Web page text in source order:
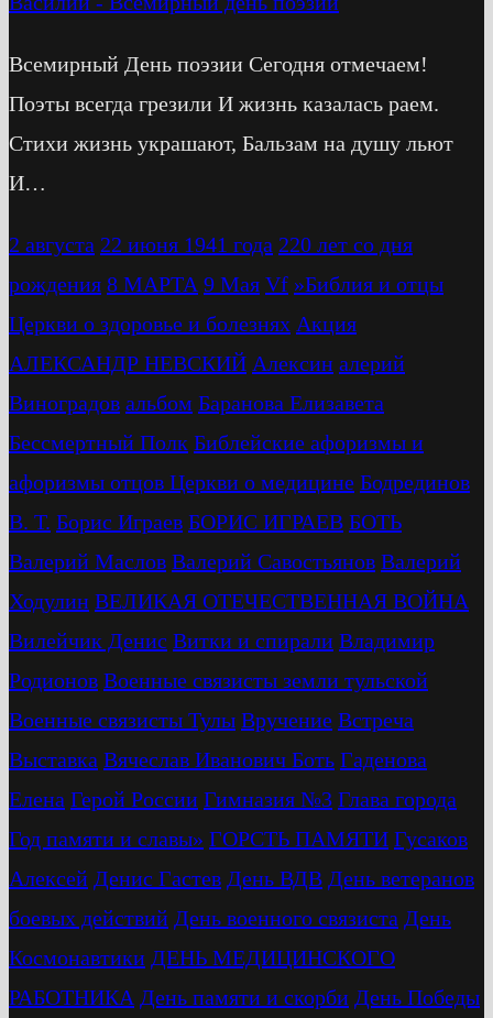
Всемирный День поэзии Сегодня отмечаем!
Поэты всегда грезили И жизнь казалась раем.
Стихи жизнь украшают, Бальзам на душу льют
И…
2 августа 22 июня 1941 года 220 лет со дня
рождения 8 МАРТА 9 Мая Vf »Библия и отцы
Церкви о здоровье и болезнях Акция
АЛЕКСАНДР НЕВСКИЙ Алексин алерий
Виноградов альбом Баранова Елизавета
Бессмертный Полк Библейские афоризмы и
афоризмы отцов Церкви о медицине Бодрединов
В. Т. Бориc Играев БОРИС ИГРАЕВ БОТЬ
Валерий Маслов Валерий Савостьянов Валерий
Ходулин ВЕЛИКАЯ ОТЕЧЕСТВЕННАЯ ВОЙНА
Вилейчик Денис Витки и спирали Владимир
Родионов Военные связисты земли тульской
Военные связисты Тулы Вручение Встреча
Выставка Вячеслав Иванович Боть Гаденова
Елена Герой России Гимназия №3 Глава города
Год памяти и славы» ГОРСТЬ ПАМЯТИ Гусаков
Алексей Денис Гастев День ВДВ День ветеранов
боевых действий День военного связиста День
Космонавтики ДЕНЬ МЕДИЦИНСКОГО
РАБОТНИКА День памяти и скорби День Победы